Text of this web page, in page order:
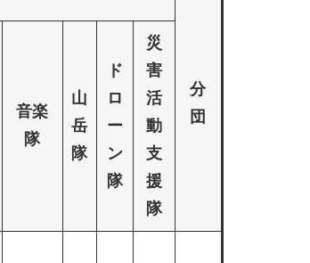
分
団
音楽
隊
山
岳
隊
ド
ロ
ー
ン
隊
災
害
活
動
支
援
隊